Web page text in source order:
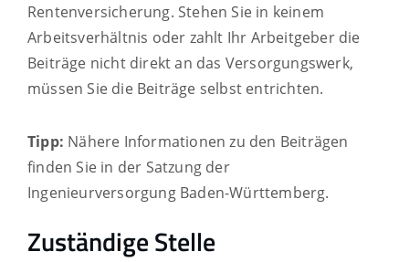
Rentenversicherung. Stehen Sie in keinem
Arbeitsverhältnis oder zahlt Ihr Arbeitgeber die
Beiträge nicht direkt an das Versorgungswerk,
müssen Sie die Beiträge selbst entrichten.
Tipp: Nähere Informationen zu den Beiträgen
finden Sie in der Satzung der
Ingenieurversorgung Baden-Württemberg.
Zuständige Stelle